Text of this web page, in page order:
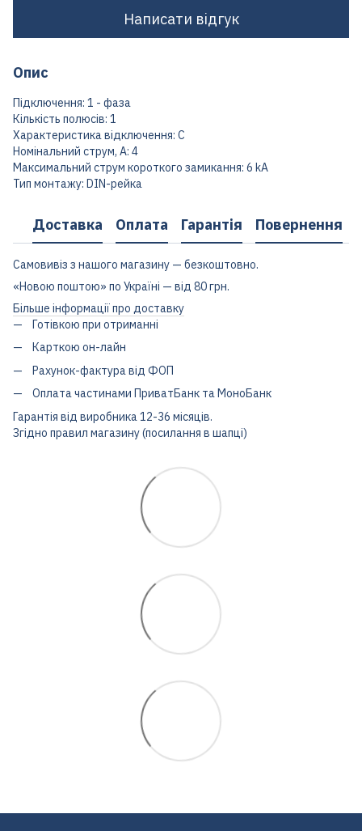
Написати відгук
Опис
Підключення: 1 - фаза
Кількість полюсів: 1
Характеристика відключення: C
Номінальний струм, А: 4
Максимальний струм короткого замикання: 6 kA
Тип монтажу: DIN-рейка
Доставка Оплата Гарантія Повернення
Самовивіз з нашого магазину — безкоштовно.
«Новою поштою» по Україні — від 80 грн.
Більше інформації про доставку
Готівкою при отриманні
Карткою он-лайн
Рахунок-фактура від ФОП
Оплата частинами ПриватБанк та МоноБанк
Гарантія від виробника 12-36 місяців.
Згідно правил магазину (посилання в шапці)